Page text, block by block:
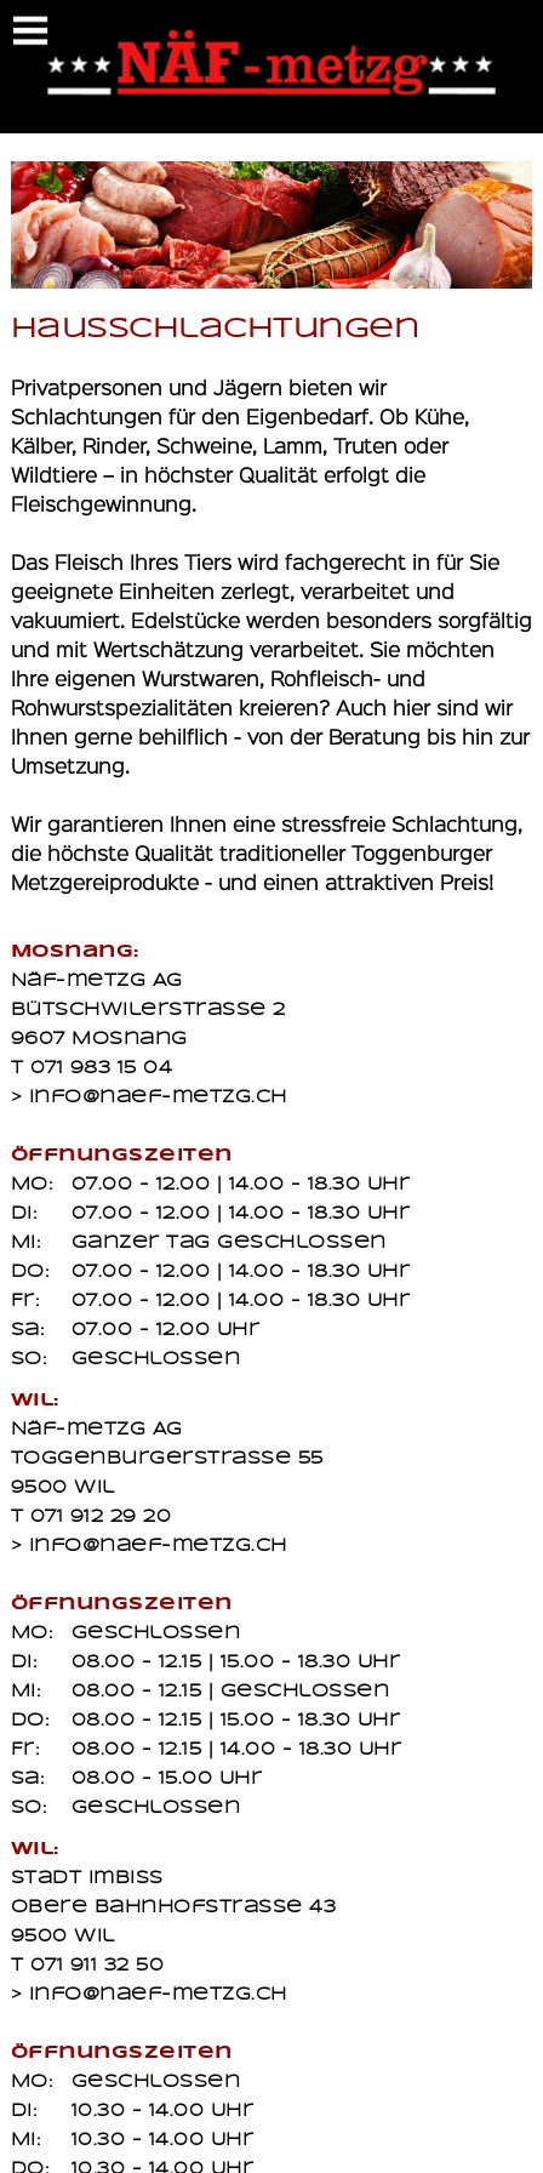
https://naef-metzgerei.ch/hausschlachtungen
Hausschlachtungen
Privatpersonen und Jägern bieten wir
Schlachtungen für den Eigenbedarf. Ob Kühe,
Kälber, Rinder, Schweine, Lamm, Truten oder
Wildtiere – in höchster Qualität erfolgt die
Fleischgewinnung.
Das Fleisch Ihres Tiers wird fachgerecht in für Sie
geeignete Einheiten zerlegt, verarbeitet und
vakuumiert. Edelstücke werden besonders sorgfältig
und mit Wertschätzung verarbeitet. Sie möchten
Ihre eigenen Wurstwaren, Rohfleisch- und
Rohwurstspezialitäten kreieren? Auch hier sind wir
Ihnen gerne behilflich - von der Beratung bis hin zur
Umsetzung.
Wir garantieren Ihnen eine stressfreie Schlachtung,
die höchste Qualität traditioneller Toggenburger
Metzgereiprodukte - und einen attraktiven Preis!
Mosnang:
Näf-metzg AG
Bütschwilerstrasse 2
9607 Mosnang
T 071 983 15 04
> info@naef-metzg.ch
Öffnungszeiten
Mo:
07.00 - 12.00 | 14.00 - 18.30 Uhr
Di:
07.00 - 12.00 | 14.00 - 18.30 Uhr
Mi:
ganzer Tag geschlossen
Do:
07.00 - 12.00 | 14.00 - 18.30 Uhr
Fr:
07.00 - 12.00 | 14.00 - 18.30 Uhr
Sa:
07.00 - 12.00 Uhr
So:
geschlossen
Wil:
Näf-metzg AG
Toggenburgerstrasse 55
9500 Wil
T 071 912 29 20
> info@naef-metzg.ch
Öffnungszeiten
Mo:
geschlossen
Di:
08.00 - 12.15 | 15.00 - 18.30 Uhr
Mi:
08.00 - 12.15 | geschlossen
Do:
08.00 - 12.15 | 15.00 - 18.30 Uhr
Fr:
08.00 - 12.15 | 14.00 - 18.30 Uhr
Sa:
08.00 - 15.00 Uhr
So:
geschlossen
Wil:
Stadt Imbiss
Obere Bahnhofstrasse 43
9500 Wil
T 071 911 32 50
> info@naef-metzg.ch
Öffnungszeiten
Mo:
geschlossen
Di:
10.30 - 14.00 Uhr
Mi:
10.30 - 14.00 Uhr
Do:
10.30 - 14.00 Uhr